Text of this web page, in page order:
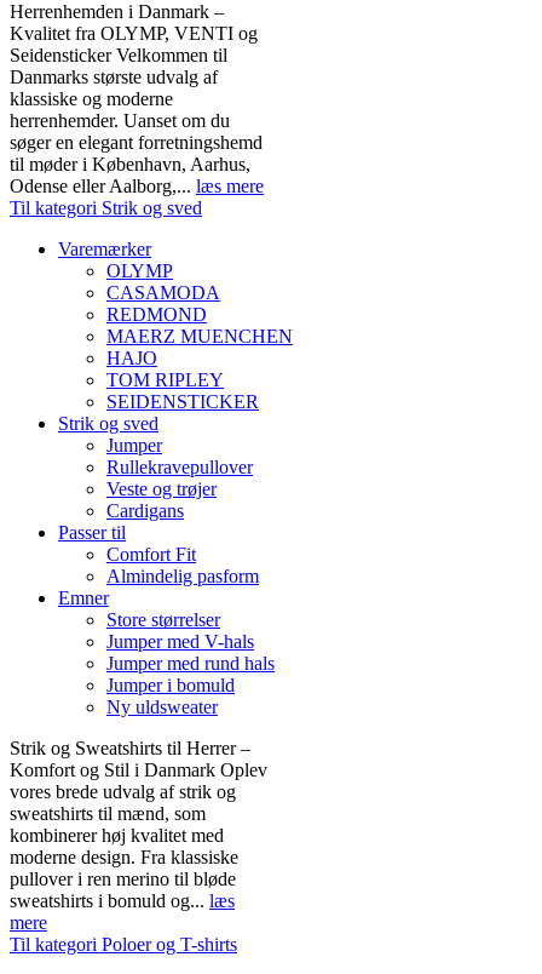
Herrenhemden i Danmark –
Kvalitet fra OLYMP, VENTI og
Seidensticker Velkommen til
Danmarks største udvalg af
klassiske og moderne
herrenhemder. Uanset om du
søger en elegant forretningshemd
til møder i København, Aarhus,
Odense eller Aalborg,... læs mere
Til kategori Strik og sved
Varemærker
OLYMP
CASAMODA
REDMOND
MAERZ MUENCHEN
HAJO
TOM RIPLEY
SEIDENSTICKER
Strik og sved
Jumper
Rullekravepullover
Veste og trøjer
Cardigans
Passer til
Comfort Fit
Almindelig pasform
Emner
Store størrelser
Jumper med V-hals
Jumper med rund hals
Jumper i bomuld
Ny uldsweater
Strik og Sweatshirts til Herrer –
Komfort og Stil i Danmark Oplev
vores brede udvalg af strik og
sweatshirts til mænd, som
kombinerer høj kvalitet med
moderne design. Fra klassiske
pullover i ren merino til bløde
sweatshirts i bomuld og... læs
mere
Til kategori Poloer og T-shirts